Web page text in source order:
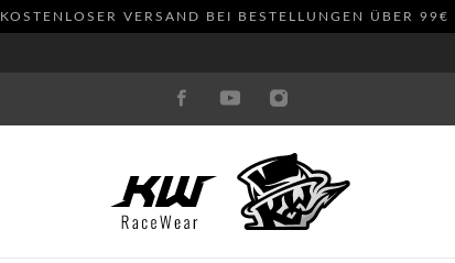
KOSTENLOSER VERSAND BEI BESTELLUNGEN ÜBER 99€